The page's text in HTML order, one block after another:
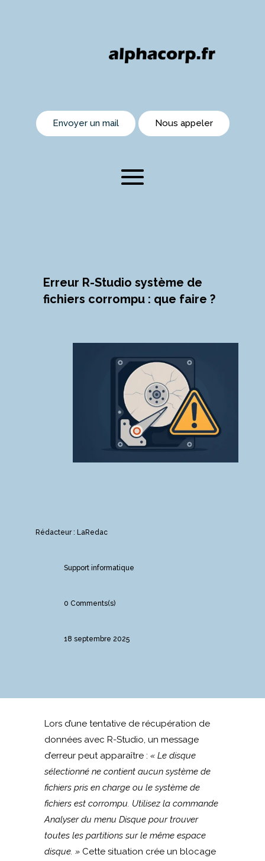
Envoyer un mail Nous appeler
Erreur R-Studio système de
fichiers corrompu : que faire ?
Rédacteur : LaRedac
Support informatique
0 Comments(s)
18 septembre 2025
Lors d’une tentative de récupération de
données avec R-Studio, un message
d’erreur peut apparaître : « Le disque
sélectionné ne contient aucun système de
fichiers pris en charge ou le système de
fichiers est corrompu. Utilisez la commande
Analyser du menu Disque pour trouver
toutes les partitions sur le même espace
disque. »Cette situation crée un blocage